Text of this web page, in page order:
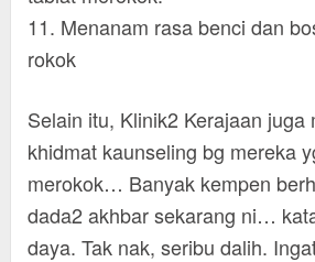
11. Menanam rasa benci dan
rokok
Selain itu, Klinik2 Kerajaan juga
khidmat kaunseling bg mereka
merokok… Banyak kempen
dada2 akhbar sekarang ni…
daya. Tak nak, seribu dalih.